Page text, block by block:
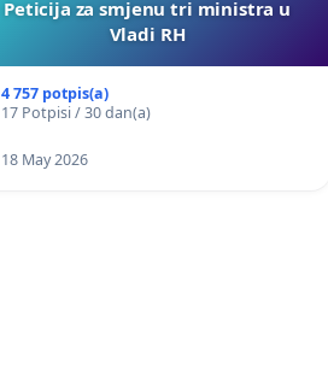
Peticija za smjenu tri ministra u
Vladi RH
4 757 potpis(a)
17 Potpisi / 30 dan(a)
18 May 2026